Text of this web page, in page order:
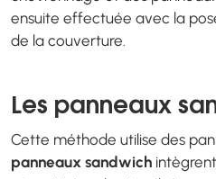
ensuite effectuée avec la
de la couverture.
Les panneaux
Cette méthode utilise des
panneaux sandwich